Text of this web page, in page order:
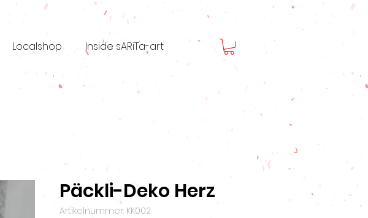
Localshop Inside sARiTa-art
Päckli-Deko Herz
Artikelnummer: KK002